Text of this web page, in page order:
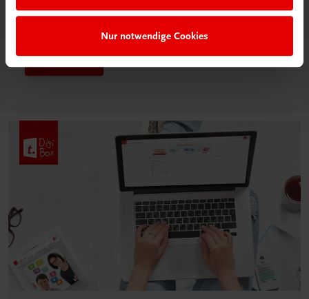
Nur notwendige Cookies
Das „Digitale
Klassenzimmer“